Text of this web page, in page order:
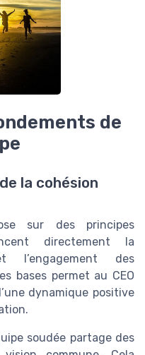
de
la cohésion
sur des principes
directement la
l’engagement des
bases permet au CEO
dynamique positive
soudée partage des